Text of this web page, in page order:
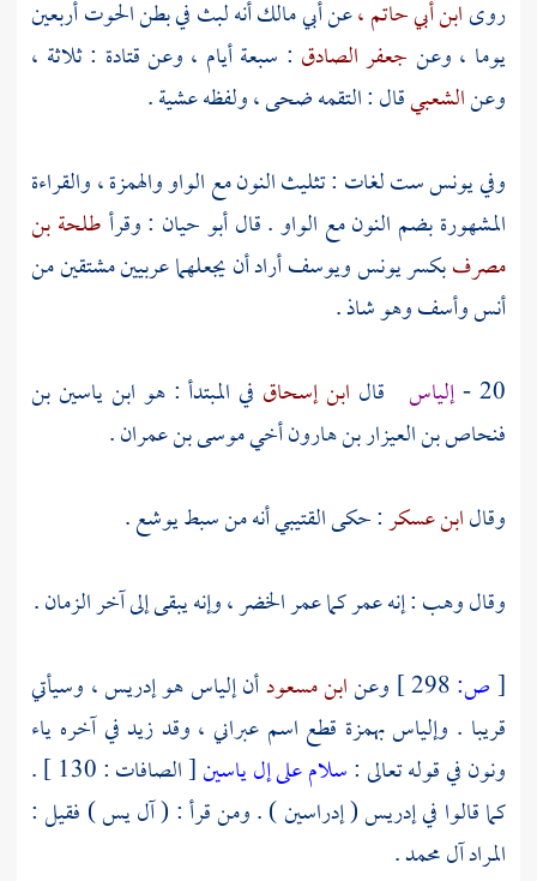
روىابن أبي حاتم ،عنأبي مالكأنه لبث في بطن الحوت أربعين
يوما ، وعن جعفر الصادق : سبعة أيام ، وعنقتادة : ثلاثة ،
وعنالشعبيقال : التقمه ضحى ، ولفظه عشية .
وفييونسست لغات : تثليث النون مع الواو والهمزة ، والقراءة
المشهورة بضم النون مع الواو . قالأبو حيان : وقرأطلحة بن
مصرفبكسريونسويوسفأراد أن يجعلهما عربيين مشتقين من
أنس وأسف وهو شاذ .
20 - إلياس قال ابن إسحاق في المبتدأ : هو ابن ياسين بن
فنحاص بن العيزار بن هارونأخيموسى بن عمران.
وقالابن عسكر: حكىالقتيبيأنه من سبطيوشع.
وقالوهب: إنه عمر كما عمرالخضر ،وإنه يبقى إلى آخر الزمان .
[ص: وعنابن مسعودأنإلياسهوإدريس ، وسيأتي
قريبا . وإلياسبهمزة قطع اسم عبراني ، وقد زيد في آخره ياء
ونون في قوله تعالى :سلام على إل ياسين
[ الصافات : 130 ] .
كما قالوا فيإدريس( إدراسين ) . ومن قرأ : ( آل يس ) فقيل :
المرادآل محمد.